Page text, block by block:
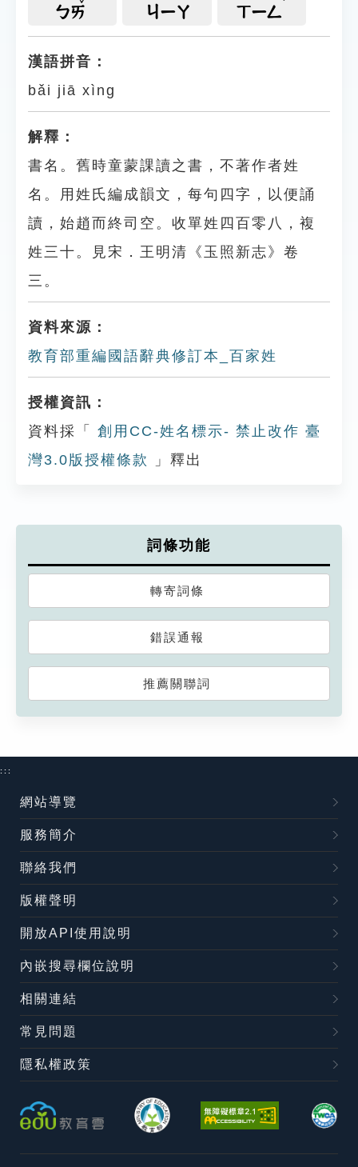
ㄅㄞ ㄐㄧㄚ ㄒㄧㄥ
漢語拼音：
bǎi jiā xìng
解釋：
書名。舊時童蒙課讀之書，不著作者姓
名。用姓氏編成韻文，每句四字，以便誦
讀，始趙而終司空。收單姓四百零八，複
姓三十。見宋．王明清《玉照新志》卷
三。
資料來源：
教育部重編國語辭典修訂本_百家姓
授權資訊：
資料採「
創用CC-姓名標示- 禁止改作 臺
灣3.0版授權條款
」釋出
詞條功能
轉寄詞條
錯誤通報
推薦關聯詞
:::
網站導覽
服務簡介
聯絡我們
版權聲明
開放API使用說明
內嵌搜尋欄位說明
相關連結
常見問題
隱私權政策